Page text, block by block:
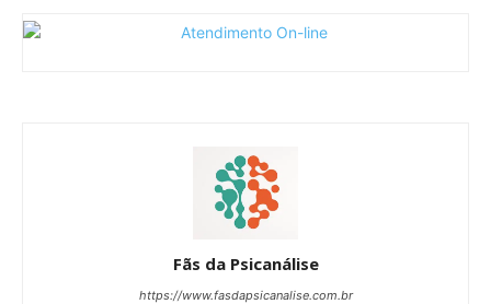
Fãs da Psicanálise
https://www.fasdapsicanalise.com.br